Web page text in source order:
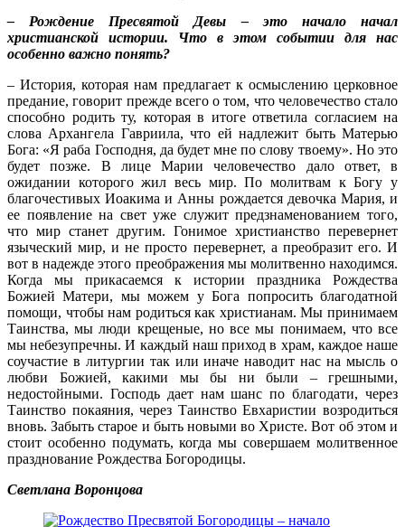
– Рождение Пресвятой Девы – это начало начал
христианской истории. Что в этом событии для нас
особенно важно понять?
– История, которая нам предлагает к осмыслению церковное
предание, говорит прежде всего о том, что человечество стало
способно родить ту, которая в итоге ответила согласием на
слова Архангела Гавриила, что ей надлежит быть Матерью
Бога: «Я раба Господня, да будет мне по слову твоему». Но это
будет позже. В лице Марии человечество дало ответ, в
ожидании которого жил весь мир. По молитвам к Богу у
благочестивых Иоакима и Анны рождается девочка Мария, и
ее появление на свет уже служит предзнаменованием того,
что мир станет другим. Гонимое христианство перевернет
языческий мир, и не просто перевернет, а преобразит его. И
вот в надежде этого преображения мы молитвенно находимся.
Когда мы прикасаемся к истории праздника Рождества
Божией Матери, мы можем у Бога попросить благодатной
помощи, чтобы нам родиться как христианам. Мы принимаем
Таинства, мы люди крещеные, но все мы понимаем, что все
мы небезупречны. И каждый наш приход в храм, каждое наше
соучастие в литургии так или иначе наводит нас на мысль о
любви Божией, какими мы бы ни были – грешными,
недостойными. Господь дает нам шанс по благодати, через
Таинство покаяния, через Таинство Евхаристии возродиться
вновь. Забыть старое и быть новыми во Христе. Вот об этом и
стоит особенно подумать, когда мы совершаем молитвенное
празднование Рождества Богородицы.
Светлана Воронцова